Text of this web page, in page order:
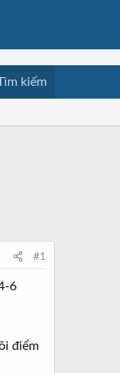
kiếm
#1
6
điểm